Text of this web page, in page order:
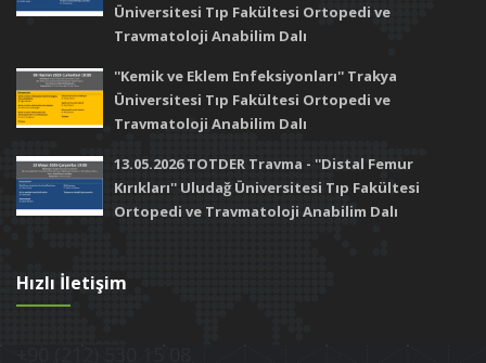
Üniversitesi Tıp Fakültesi Ortopedi ve
Travmatoloji Anabilim Dalı
''Kemik ve Eklem Enfeksiyonları'' Trakya
Üniversitesi Tıp Fakültesi Ortopedi ve
Travmatoloji Anabilim Dalı
13.05.2026 TOTDER Travma - ''Distal Femur
Kırıkları'' Uludağ Üniversitesi Tıp Fakültesi
Ortopedi ve Travmatoloji Anabilim Dalı
Hızlı İletişim